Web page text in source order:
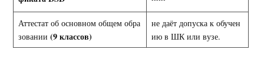
Аттестат об основном общем обра
зовании (9 классов)
не даёт допуска к обучен
ию в ШК или вузе.